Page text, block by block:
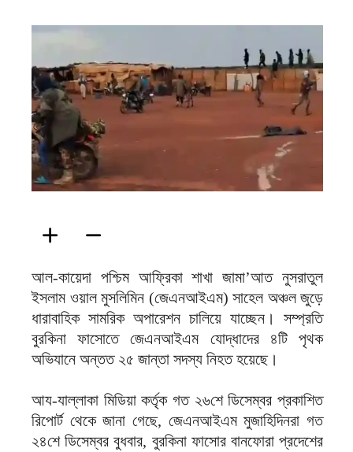
আল-কায়েদা পশ্চিম আফ্রিকা শাখা জামা’আত নুসরাতুল
ইসলাম ওয়াল মুসলিমিন (জেএনআইএম) সাহেল অঞ্চল জুড়ে
ধারাবাহিক সামরিক অপারেশন চালিয়ে যাচ্ছেন। সম্প্রতি
বুরকিনা ফাসোতে জেএনআইএম যোদ্ধাদের ৪টি পৃথক
অভিযানে অন্তত ২৫ জান্তা সদস্য নিহত হয়েছে।
আয-যাল্লাকা মিডিয়া কর্তৃক গত ২৬শে ডিসেম্বর প্রকাশিত
রিপোর্ট থেকে জানা গেছে, জেএনআইএম মুজাহিদিনরা গত
২৪শে ডিসেম্বর বুধবার, বুরকিনা ফাসোর বানফোরা প্রদেশের